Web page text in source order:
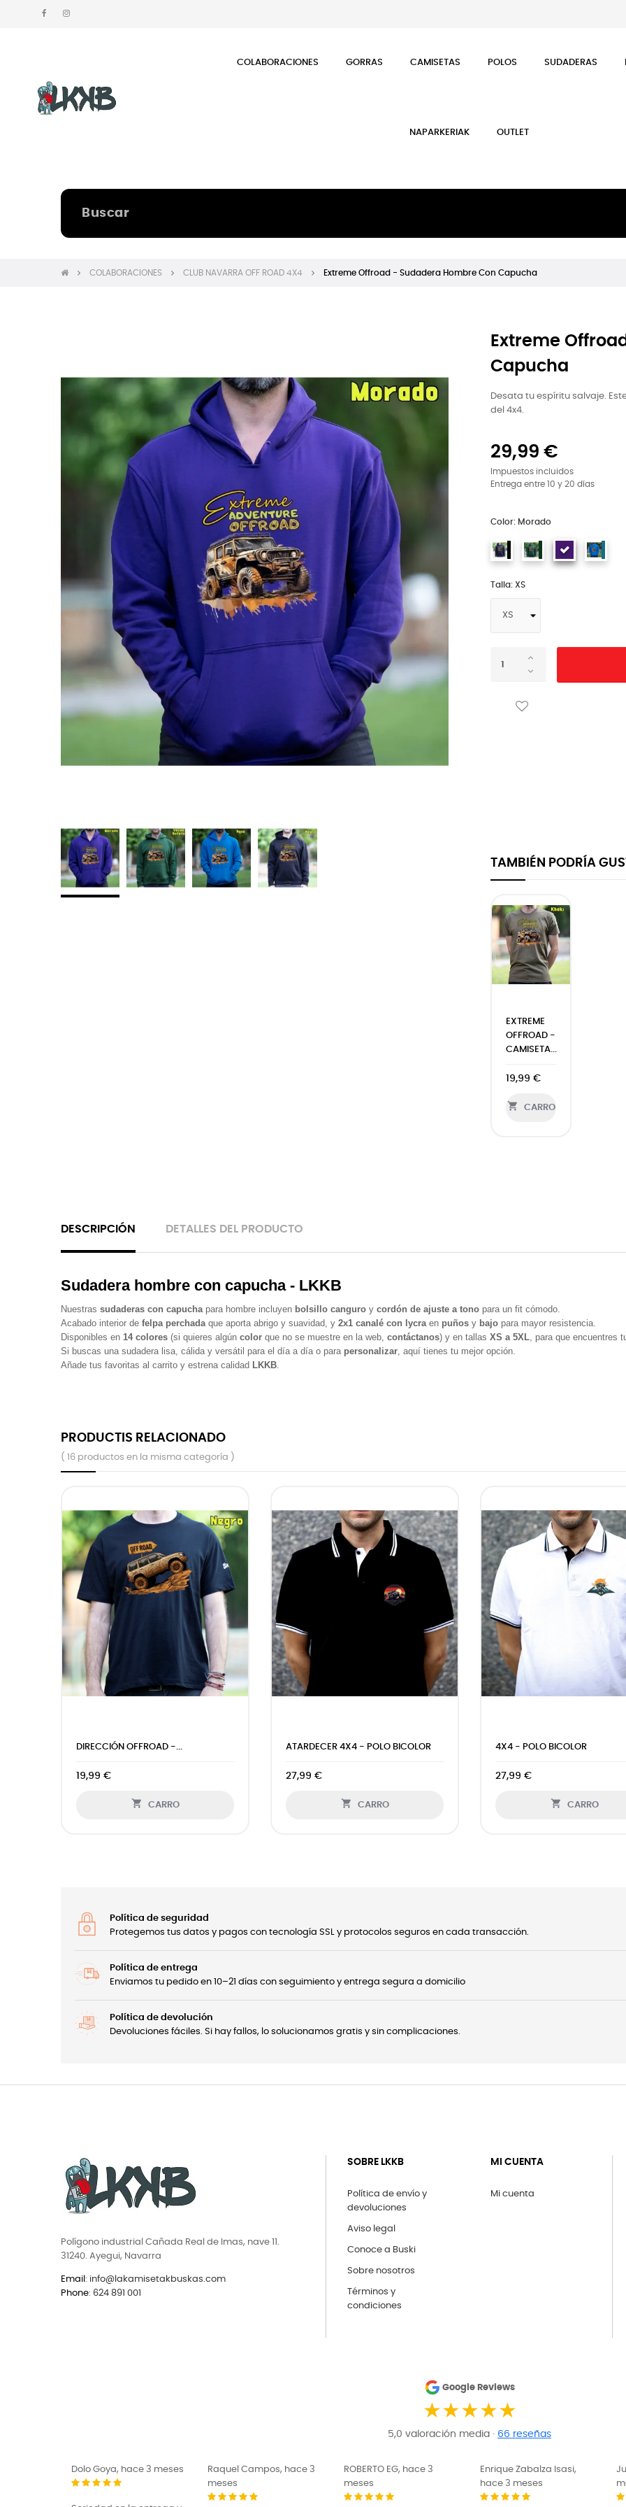
COLABORACIONES GORRAS CAMISETAS POLOS SUDADERAS
NAPARKERIAK OUTLET
COLABORACIONES CLUB NAVARRA OFF ROAD 4X4 Extreme Offroad - Sudadera Hombre Con Capucha
Extreme
Capucha
Desata tu espíritu salvaje.
del 4x4.
29,99 €
Impuestos incluidos
Entrega entre 10 y 20 días
Color: Morado
Talla: XS
TAMBIÉN PODRÍA
EXTREME
OFFROAD -
CAMISETA...
19,99 €
 CARRO
DESCRIPCIÓN DETALLES DEL PRODUCTO
Sudadera hombre con capucha - LKKB
Nuestras sudaderas con capucha para hombre incluyen bolsillo canguro y cordón de ajuste a tono para un fit cómodo.
Acabado interior de felpa perchada que aporta abrigo y suavidad, y 2x1 canalé con lycra en puños y bajo para mayor resistencia.
Disponibles en 14 colores (si quieres algún color que no se muestre en la web, contáctanos) y en tallas XS a 5XL , para que encuentres
Si buscas una sudadera lisa, cálida y versátil para el día a día o para personalizar , aquí tienes tu mejor opción.
Añade tus favoritas al carrito y estrena calidad LKKB
PRODUCTIS RELACIONADO
( 16 productos en la misma categoría )
ATARDECER 4X4 - POLO BICOLOR
27,99 €
CARRO
4X4 - POLO BICOLOR
27,99 €
CARRO
COLOUR 4X4 - POLO BICOLOR
27,99 €
CARRO
Política de seguridad
Protegemos tus datos y pagos con tecnología SSL y protocolos seguros en cada transacción.
Política de entrega
Enviamos tu pedido en 10–21 días con seguimiento y entrega segura a domicilio
Política de devolución
Devoluciones fáciles. Si hay fallos, lo solucionamos gratis y sin complicaciones.
Polígono industrial Cañada Real de Imas, nave 11.
31240. Ayegui, Navarra
Email : info@lakamisetakbuskas.com
Phone: 624 891 001
SOBRE LKKB
Política de envío y
devoluciones
Aviso legal
Conoce a Buski
Sobre nosotros
Términos y
condiciones
MI CUENTA
Mi cuenta
Google Reviews
★★★★★
5,0 valoración media · 66 reseñas
Dolo Goya, hace 3 meses
Raquel Campos, hace 3
meses
ROBERTO EG, hace 3
meses
Enrique Zabalza Isasi,
hace 3 meses
Juana
meses